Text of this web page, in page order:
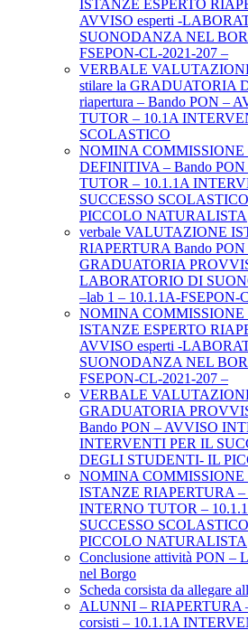
ISTANZE ESPERTO
AVVISO esperti -
SUONODANZA NEL
FSEPON-CL-2021-207 –
VERBALE
stilare la GRADUATORIA
riapertura – Bando PON –
TUTOR – 10.1A
SCOLASTICO
NOMINA
DEFINITIVA – Bando
TUTOR – 10.1.1A
SUCCESSO
PICCOLO NATURALISTA
verbale VALUTAZIONE
RIAPERTURA Bando
GRADUATORIA
LABORATORIO DI
–lab 1 – 10.1.1A-FSEPON-
NOMINA
ISTANZE ESPERTO
AVVISO esperti -
SUONODANZA NEL
FSEPON-CL-2021-207 –
VERBALE
GRADUATORIA
Bando PON – AVVISO
INTERVENTI PER IL
DEGLI STUDENTI- IL
NOMINA
ISTANZE RIAPERTURA
INTERNO TUTOR –
SUCCESSO
PICCOLO NATURALISTA
Conclusione attività PON –
nel Borgo
Scheda corsista da allegare
ALUNNI – RIAPERTURA
corsisti – 10.1.1A